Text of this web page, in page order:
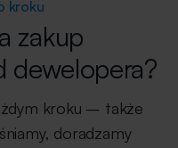
kroku
zakup
dewelopera?
kroku – także
doradzamy